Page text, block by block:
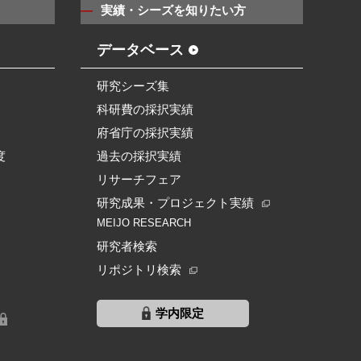
実績・シーズを知りたい方
データベース
研究シーズ集
科研費の採択実績
府省庁の採択実績
過去の採択実績
リサーチフェア
研究成果・プロジェクト実績
MEIJO RESEARCH
研究者検索
リポジトリ検索
学内限定